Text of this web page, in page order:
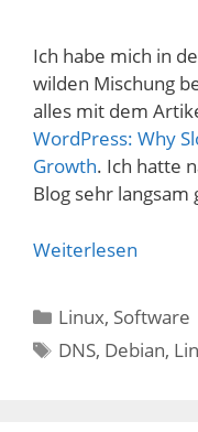
Ich habe mich in
wilden Mischung
alles mit dem
WordPress: Why
Growth. Ich hatte
Blog sehr langsam
Weiterlesen
Kategorien
Linux, Software
Schlagwörter
DNS, Debian,